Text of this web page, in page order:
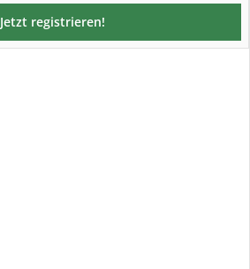
Jetzt registrieren!